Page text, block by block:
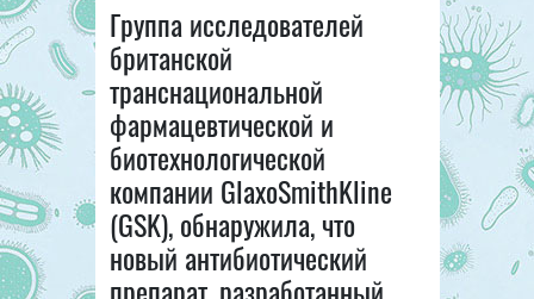
Группа исследователей
британской
транснациональной
фармацевтической и
биотехнологической
компании GlaxoSmithKline
(GSK), обнаружила, что
новый антибиотический